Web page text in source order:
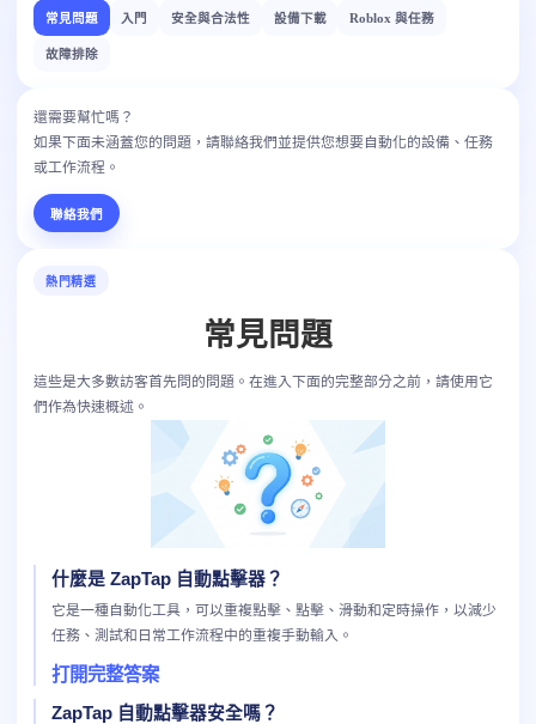
常見問題 入門 安全與合法性 設備下載 Roblox 與任務
故障排除
還需要幫忙嗎？
如果下面未涵蓋您的問題，請聯絡我們並提供您想要自動化的設備、任務
或工作流程。
聯絡我們
熱門精選
常見問題
這些是大多數訪客首先問的問題。在進入下面的完整部分之前，請使用它
們作為快速概述。
什麼是 ZapTap 自動點擊器？
它是一種自動化工具，可以重複點擊、點擊、滑動和定時操作，以減少
任務、測試和日常工作流程中的重複手動輸入。
打開完整答案
ZapTap 自動點擊器安全嗎？